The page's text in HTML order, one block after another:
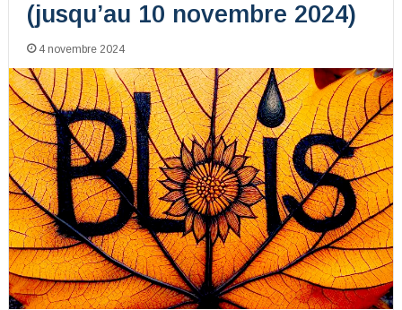
(jusqu’au 10 novembre 2024)
4 novembre 2024